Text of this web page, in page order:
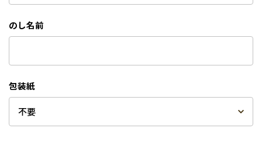
のし名前
包装紙